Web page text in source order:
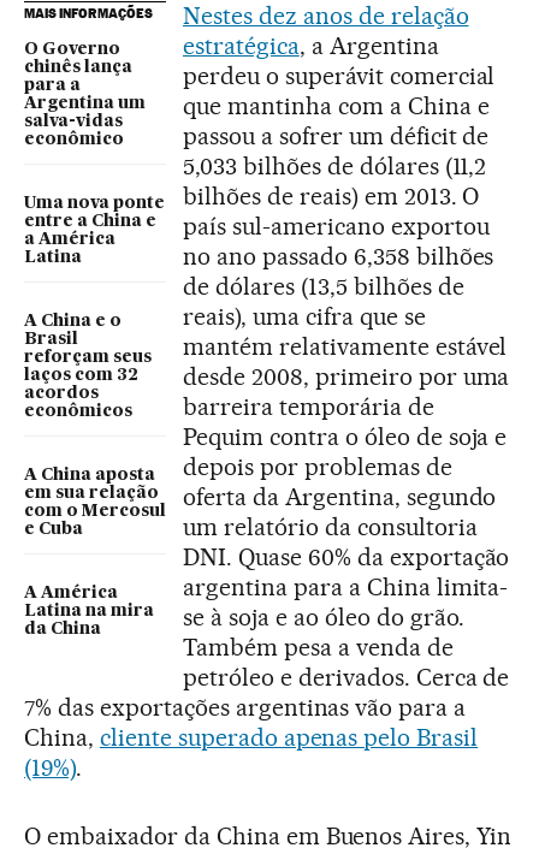
MAIS INFORMAÇÕES
O Governo
chinês lança
para a
Argentina um
salva-vidas
econômico
Uma nova ponte
entre a China e
a América
Latina
A China e o
Brasil
reforçam seus
laços com 32
acordos
econômicos
A China aposta
em sua relação
com o Mercosul
e Cuba
A América
Latina na mira
da China
Nestes dez anos de relação
estratégica, a Argentina
perdeu o superávit comercial
que mantinha com a China e
passou a sofrer um déficit de
5,033 bilhões de dólares (11,2
bilhões de reais) em 2013. O
país sul-americano exportou
no ano passado 6,358 bilhões
de dólares (13,5 bilhões de
reais), uma cifra que se
mantém relativamente estável
desde 2008, primeiro por uma
barreira temporária de
Pequim contra o óleo de soja e
depois por problemas de
oferta da Argentina, segundo
um relatório da consultoria
DNI. Quase 60% da exportação
argentina para a China limita-
se à soja e ao óleo do grão.
Também pesa a venda de
petróleo e derivados. Cerca de
7% das exportações argentinas vão para a
China, cliente superado apenas pelo Brasil
(19%).
O embaixador da China em Buenos Aires, Yin